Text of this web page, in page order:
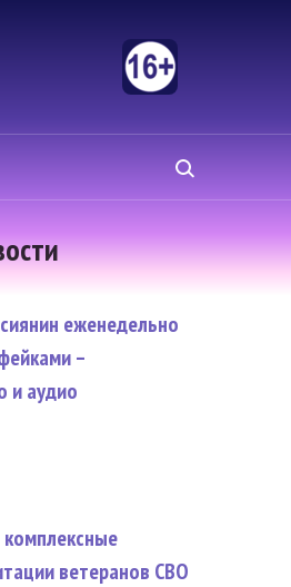
еженедельно
–
и аудио
комплексные
ветеранов СВО